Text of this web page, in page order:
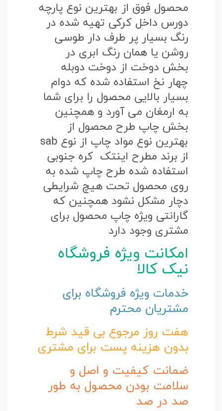
محصول فوق از بهترین نوع پارچه
دورس داخل کرکی تهیه شده در
رنگ بسیار پر طرف دار طوسی
روشن یا همان رنگ ابری در
بخش دوخت از دوخت دوبله
چهار نخ استفاده شده که دوام
بسیار بالایی محصول را برای شما
به ارمغان می آورد و همچنین
بخش چاپ طرح محصول از
بهترین نوع مواد چاپ از نوع sab
از برند مطرح اینتک کره جنوبی
استفاده شده طرح چاپ شده به
روی محصول تحت هیچ شرایطی
دچار مشکل نشود همچنین که
گارانتی ویژه چاپ محصول برای
مشتری وجود دارد
امکانت ویژه فروشگاه
نیک کالا
خدمات ویژه فروشگاه برای
مشتریان محترم
هفت روز مرجوع بی قید شرط
بدون هزینه پست برای مشتری
ضمانت کیفیت و اصل و
سلامت بودن محصول به طور
صد در صد